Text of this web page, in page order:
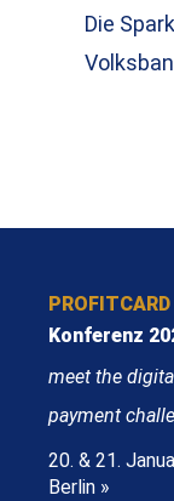
Die
PROFITCARD
Konferenz
meet the
payment
20. & 21.
Berlin »